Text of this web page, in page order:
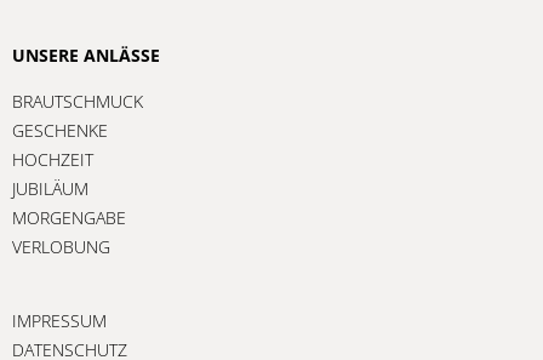
UNSERE ANLÄSSE
BRAUTSCHMUCK
GESCHENKE
HOCHZEIT
JUBILÄUM
MORGENGABE
VERLOBUNG
IMPRESSUM
DATENSCHUTZ